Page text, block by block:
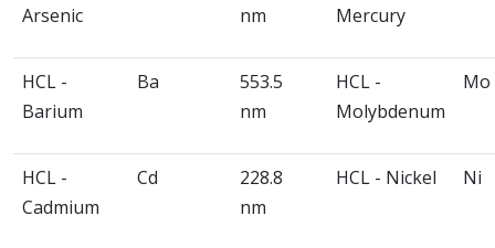
Arsenic
nm
Mercury
HCL -
Barium
Ba
553.5
nm
HCL -
Molybdenum
Mo
HCL -
Cadmium
Cd
228.8
nm
HCL - Nickel Ni